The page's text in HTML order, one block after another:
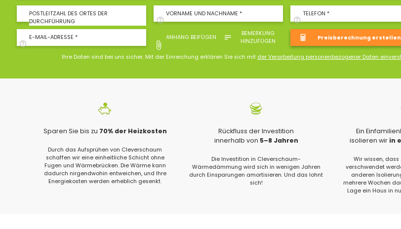
POSTLEITZAHL DES ORTES DER
DURCHFÜHRUNG
VORNAME UND NACHNAME * TELEFON *
E-MAIL-ADRESSE * ANHANG BEIFÜGEN
BEMERKUNG
HINZUFÜGEN
Ihre Daten sind bei uns sicher. Mit der Einreichung erklären Sie sich mit der Verarbeitung personenbezogener Daten
Sparen Sie bis zu 70% der Heizkosten
Durch das Aufsprühen von Cleverschaum
schaffen wir eine einheitliche Schicht ohne
Fugen und Wärmebrücken. Die Wärme kann
dadurch nirgendwohin entweichen, und Ihre
Energiekosten werden erheblich gesenkt.
Rückfluss der Investition
innerhalb von 5–8 Jahren
Die Investition in Cleverschaum-
Wärmedämmung wird sich in wenigen Jahren
durch Einsparungen amortisieren. Und das lohnt
sich!
Ein
isolieren wir in
Wir wissen,
verschwendet
anderen
mehrere Wochen
Lage ein Haus in